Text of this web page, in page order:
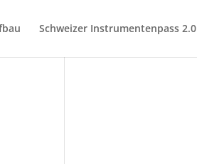
Schweizer Instrumentenpass 2.0